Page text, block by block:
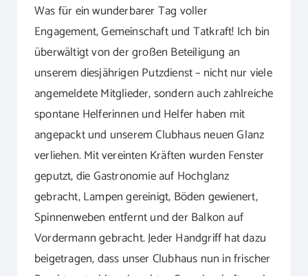
Was für ein wunderbarer Tag voller
Engagement, Gemeinschaft und Tatkraft! Ich bin
überwältigt von der großen Beteiligung an
unserem diesjährigen Putzdienst – nicht nur viele
angemeldete Mitglieder, sondern auch zahlreiche
spontane Helferinnen und Helfer haben mit
angepackt und unserem Clubhaus neuen Glanz
verliehen. Mit vereinten Kräften wurden Fenster
geputzt, die Gastronomie auf Hochglanz
gebracht, Lampen gereinigt, Böden gewienert,
Spinnenweben entfernt und der Balkon auf
Vordermann gebracht. Jeder Handgriff hat dazu
beigetragen, dass unser Clubhaus nun in frischer